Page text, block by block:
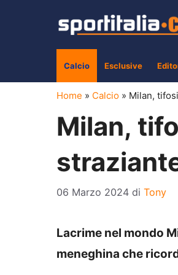
Calcio Esclusive
Home » Calcio » Milan,
Milan,
06 Marzo 2024 di Tony
Lacrime nel mondo
meneghina che